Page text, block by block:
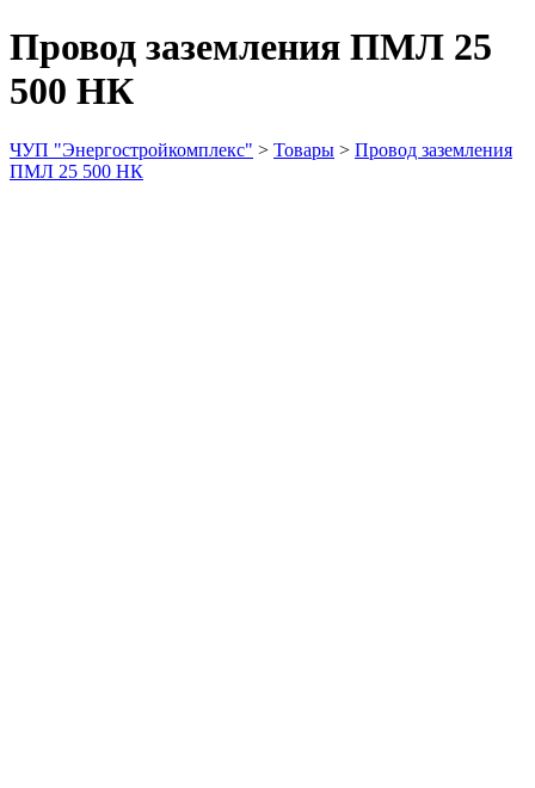
Провод заземления ПМЛ 25
500 НК
ЧУП "Энергостройкомплекс" > Товары > Провод заземления
ПМЛ 25 500 НК